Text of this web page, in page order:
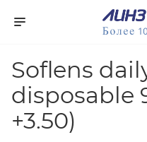
Soflens
disposable
+3.50)